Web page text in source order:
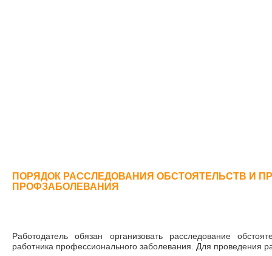
ПОРЯДОК РАССЛЕДОВАНИЯ ОБСТОЯТЕЛЬСТВ И
ПРОФЗАБОЛЕВАНИЯ
Работодатель обязан организовать расследование
работника профессионального заболевания. Для проведения